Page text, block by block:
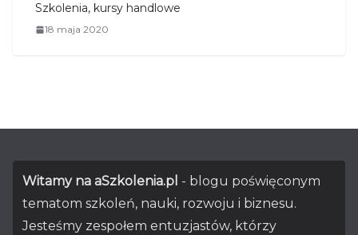
Szkolenia, kursy handlowe
18 maja 2020
Witamy na aSzkolenia.pl - blogu poświęconym
tematom szkoleń, nauki, rozwoju i biznesu.
Jesteśmy zespołem entuzjastów, którzy